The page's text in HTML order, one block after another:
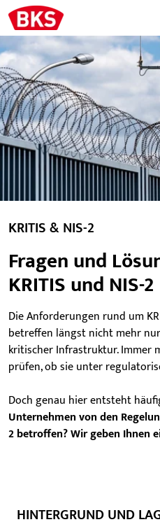
KRITIS & NIS-2
Fragen und
KRITIS und NIS-2
Die Anforderungen rund um
betreffen längst nicht mehr
kritischer Infrastruktur. Immer
prüfen, ob sie unter
Doch genau hier entsteht
Unternehmen von den
2 betroffen? Wir geben Ihnen
HINTERGRUND UND